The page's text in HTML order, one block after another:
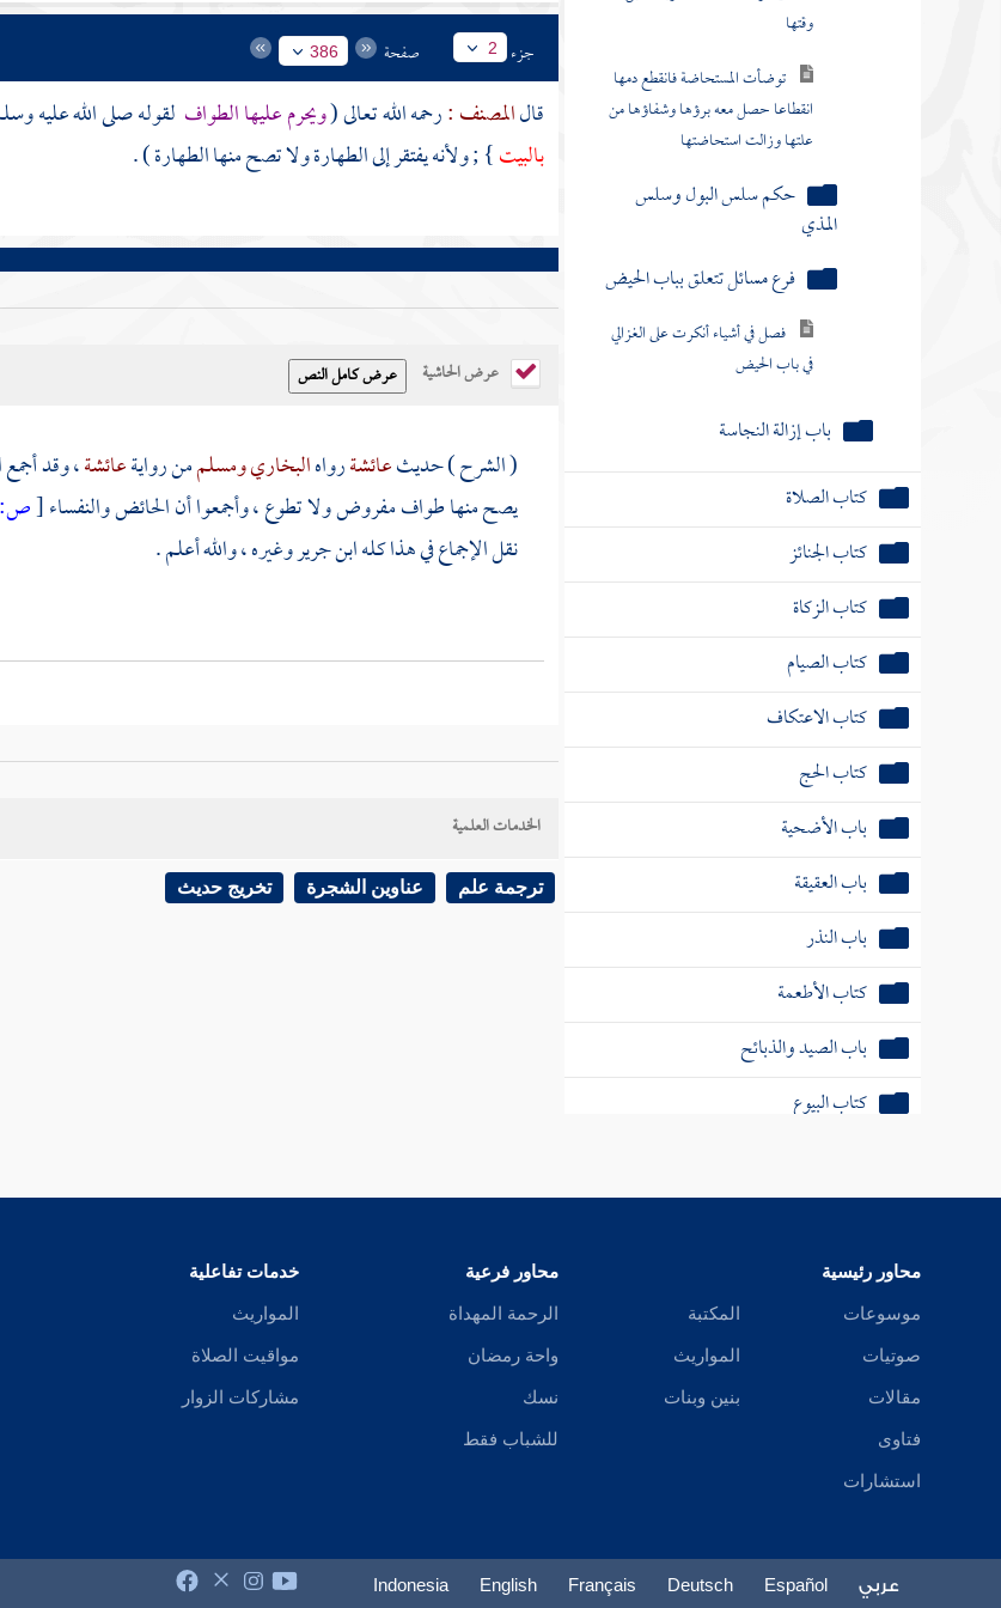
فرع مسائل تتعلق بباب الحيض
فصل في أشياء أنكرت على الغزالي
في باب الحيض
باب إزالة النجاسة
كتاب الصلاة
كتاب الجنائز
كتاب الزكاة
كتاب الصيام
كتاب الاعتكاف
كتاب الحج
باب الأضحية
باب العقيقة
باب النذر
كتاب الأطعمة
باب الصيد والذبائح
كتاب البيوع
باب الربا
باب بيع العرايا
باب بيع الأصول والثمار
باب بيع المصراة والرد بالعيب
جزء 2 صفحة 386
قالالمصنف :رحمه الله تعالى (ويحرم عليها الطواف لقوله صلى الله عليه
بالبيت} ; ولأنه يفتقر إلى الطهارة ولا تصح منها الطهارة ) .
عرض الحاشية
( الشرح ) حديثعائشةرواهالبخاريومسلممن روايةعائشة، وقد أجمع
يصح منها طواف مفروض ولا تطوع ، وأجمعوا أن الحائض والنفساء[ص:
نقل الإجماع في هذا كلهابن جريروغيره ، والله أعلم .
الخدمات العلمية
ترجمة علم عناوين الشجرة تخريج حديث
محاور رئيسية
موسوعات
صوتيات
مقالات
فتاوى
استشارات
المكتبة
المواريث
بنين وبنات
محاور فرعية
الرحمة المهداة
واحة رمضان
نسك
للشباب فقط
خدمات تفاعلية
المواريث
مواقيت الصلاة
مشاركات الزوار
عربي Español
Deutsch
Français
English
Indonesia